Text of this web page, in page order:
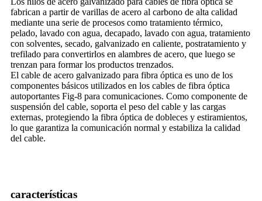
fabrican a partir de varillas de acero al carbono de alta calidad
mediante una serie de procesos como tratamiento térmico,
pelado, lavado con agua, decapado, lavado con agua, tratamiento
con solventes, secado, galvanizado en caliente, postratamiento y
trefilado para convertirlos en alambres de acero, que luego se
trenzan para formar los productos trenzados.
El cable de acero galvanizado para fibra óptica es uno de los
componentes básicos utilizados en los cables de fibra óptica
autoportantes Fig-8 para comunicaciones. Como componente de
suspensión del cable, soporta el peso del cable y las cargas
externas, protegiendo la fibra óptica de dobleces y estiramientos,
lo que garantiza la comunicación normal y estabiliza la calidad
del cable.
características